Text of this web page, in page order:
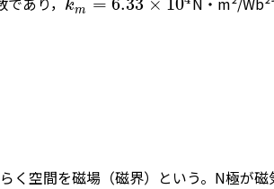
km = 6.33 × 10
く空間を磁場（磁界）という。N極が